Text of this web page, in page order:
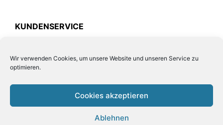
Wir verwenden Cookies, um unsere Website und unseren Service zu
optimieren.
Cookies akzeptieren
Ablehnen
KUNDENSERVICE
Widerrufsrecht für Verbraucher
Leder Handtaschen von VOI
Vertrag widerrufen